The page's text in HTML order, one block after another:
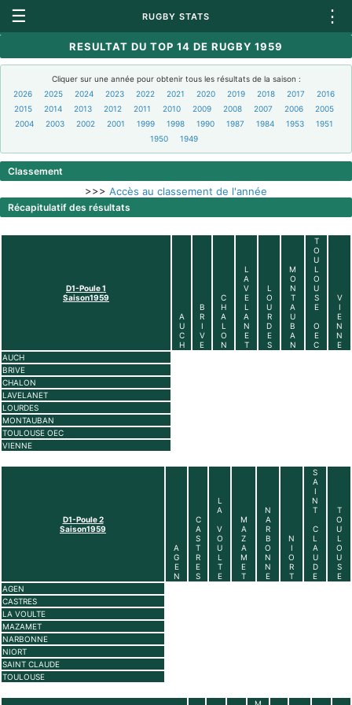
☰ RUGBY STATS ⋮
RESULTAT DU TOP 14 DE RUGBY 1959
Cliquer sur une année pour obtenir tous les résultats de la saison :
2026
2025 2024 2023 2022 2021 2020 2019 2018 2017
2016
2015
2014 2013 2012 2011 2010 2009 2008 2007 2006
2005
2004
2003 2002 2001 1999 1998 1990 1987 1984 1953
1951
1950
1949
Classement
>>> Accès au classement de l'année
Récapitulatif des résultats
D1-Poule 1
Saison1959
A
U
C
H
B
R
I
V
E
C
H
A
L
O
N
L
A
V
E
L
A
N
E
T
L
O
U
R
D
E
S
M
O
N
T
A
U
B
A
N
T
O
U
L
O
U
S
E
O
E
C
V
I
E
N
N
E
AUCH
BRIVE
CHALON
LAVELANET
LOURDES
MONTAUBAN
TOULOUSE OEC
VIENNE
D1-Poule 2
Saison1959
A
G
E
N
C
A
S
T
R
E
S
L
A
V
O
U
L
T
E
M
A
Z
A
M
E
T
N
A
R
B
O
N
N
E
N
I
O
R
T
S
A
I
N
T
C
L
A
U
D
E
T
O
U
L
O
U
S
E
AGEN
CASTRES
LA VOULTE
MAZAMET
NARBONNE
NIORT
SAINT CLAUDE
TOULOUSE